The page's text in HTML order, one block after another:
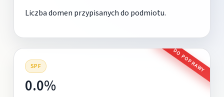
Liczba domen przypisanych do podmiotu.
SPF DO POPRAWY
0.0%